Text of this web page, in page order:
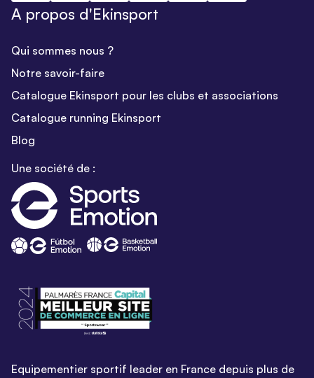
A propos d'Ekinsport
Qui sommes nous ?
Notre savoir-faire
Catalogue Ekinsport pour les clubs et associations
Catalogue running Ekinsport
Blog
Une société de :
Equipementier sportif leader en France depuis plus de